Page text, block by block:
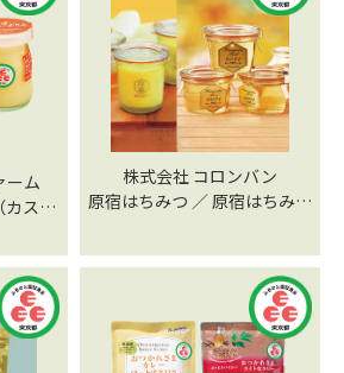
ーム
カスタ
株式会社 コロンバン
原宿はちみつ ／ 原宿はちみつ